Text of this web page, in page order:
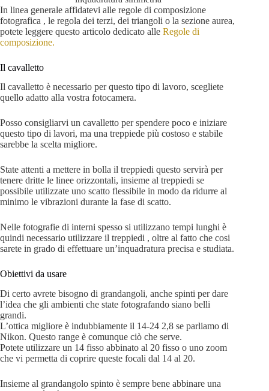
In linea generale affidatevi alle regole di composizione
fotografica , le regola dei terzi, dei triangoli o la sezione aurea,
potete leggere questo articolo dedicato alle Regole di
composizione.
Il cavalletto
Il cavalletto è necessario per questo tipo di lavoro, scegliete
quello adatto alla vostra fotocamera.
Posso consigliarvi un cavalletto per spendere poco e iniziare
questo tipo di lavori, ma una treppiede più costoso e stabile
sarebbe la scelta migliore.
State attenti a mettere in bolla il treppiedi questo servirà per
tenere dritte le linee orizzontali, insieme al treppiedi se
possibile utilizzate uno scatto flessibile in modo da ridurre al
minimo le vibrazioni durante la fase di scatto.
Nelle fotografie di interni spesso si utilizzano tempi lunghi è
quindi necessario utilizzare il treppiedi , oltre al fatto che cosi
sarete in grado di effettuare un’inquadratura precisa e studiata.
Obiettivi da usare
Di certo avrete bisogno di grandangoli, anche spinti per dare
l’idea che gli ambienti che state fotografando siano belli
grandi.
L’ottica migliore è indubbiamente il 14-24 2,8 se parliamo di
Nikon. Questo range è comunque ciò che serve.
Potete utilizzare un 14 fisso abbinato al 20 fisso o uno zoom
che vi permetta di coprire queste focali dal 14 al 20.
Insieme al grandangolo spinto è sempre bene abbinare una